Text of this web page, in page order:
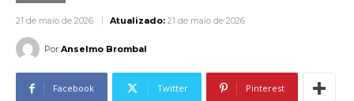
21 de maio de 2026 Atualizado: 21 de maio de 2026
Por Anselmo Brombal
Facebook Twitter Pinterest